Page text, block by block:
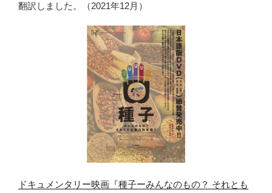
翻訳しました。（2021年12月）
ドキュメンタリー映画『種子ーみんなのもの？ それとも